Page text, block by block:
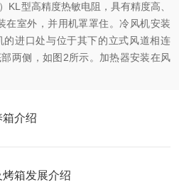
KL型高精度热敏电阻，具有精度高、
在室外，并用机罩罩住。冷风机安装
进口处与位于其下的立式风道相连
两侧，如图2所示。加热器安装在风
箱介绍
箱发展介绍